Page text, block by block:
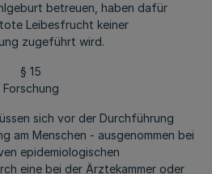
betreuen, haben dafür
Leibesfrucht keiner
zugeführt wird.
§ 15
Forschung
sich vor der Durchführung
am Menschen - ausgenommen bei
epidemiologischen
eine bei der Ärztekammer oder